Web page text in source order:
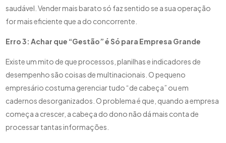
saudável. Vender mais barato só faz sentido se a sua operação
for mais eficiente que a do concorrente.
Erro 3: Achar que “Gestão” é Só para Empresa Grande
Existe um mito de que processos, planilhas e indicadores de
desempenho são coisas de multinacionais. O pequeno
empresário costuma gerenciar tudo “de cabeça” ou em
cadernos desorganizados. O problema é que, quando a empresa
começa a crescer, a cabeça do dono não dá mais conta de
processar tantas informações.